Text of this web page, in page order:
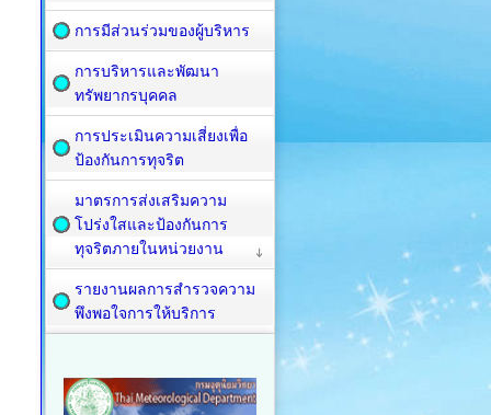
การมีส่วนร่วมของผู้บริหาร
การบริหารและพัฒนา
ทรัพยากรบุคคล
การประเมินความเสี่ยงเพื่อ
ป้องกันการทุจริต
มาตรการส่งเสริมความ
โปร่งใสและป้องกันการ
ทุจริตภายในหน่วยงาน
รายงานผลการสำรวจความ
พึงพอใจการให้บริการ